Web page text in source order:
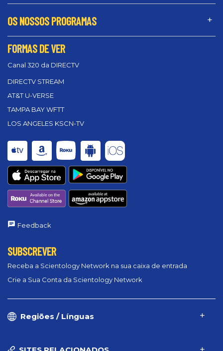
OS NOSSOS PROGRAMAS
FORMAS DE VER
Canal 320 da DIRECTV
DIRECTV STREAM
AT&T U-VERSE
TAMPA BAY WFTT
LOS ANGELES KSCN-TV
Feedback
SUBSCREVER
Receba a Scientology Network na sua caixa de entrada
Crie a Sua Conta da Scientology Network
Regiões / Línguas